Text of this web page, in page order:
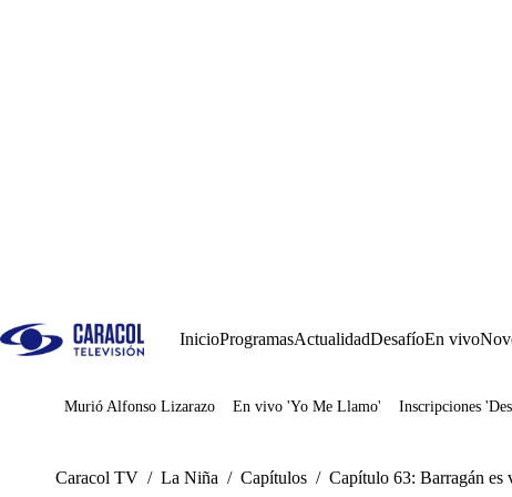
InicioProgramasActualidadDesafíoEn vivo
Juegos
Murió Alfonso Lizarazo En vivo 'Yo Me Llamo' Inscripciones
Caracol TV / La Niña / Capítulos / Capítulo 63: Barragán es